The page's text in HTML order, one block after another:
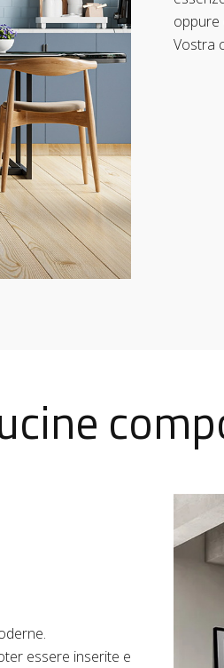
oppure
Vostra
essere inserite e